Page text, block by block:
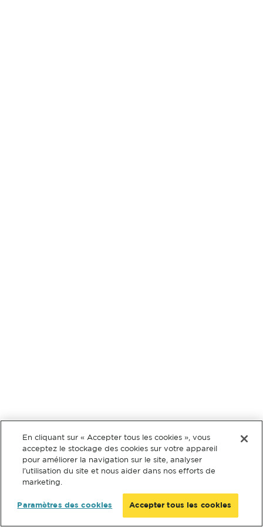
En cliquant sur « Accepter tous les cookies », vous
acceptez le stockage des cookies sur votre appareil
pour améliorer la navigation sur le site, analyser
l’utilisation du site et nous aider dans nos efforts de
marketing.
Paramètres des cookies Accepter tous les cookies